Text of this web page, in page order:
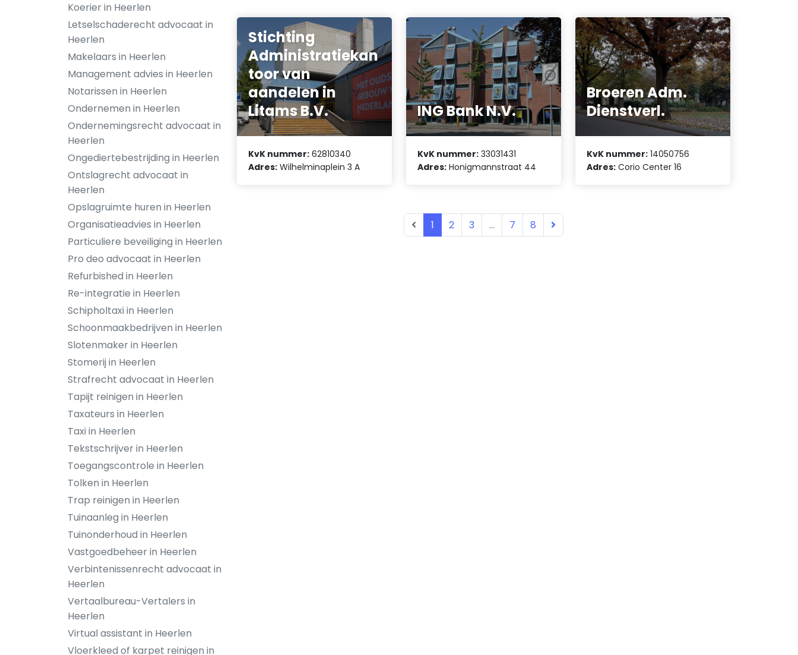
Koerier in Heerlen
Letselschaderecht advocaat in
Heerlen
Makelaars in Heerlen
Management advies in Heerlen
Notarissen in Heerlen
Ondernemen in Heerlen
Ondernemingsrecht advocaat in
Heerlen
Ongediertebestrijding in Heerlen
Ontslagrecht advocaat in
Heerlen
Opslagruimte huren in Heerlen
Organisatieadvies in Heerlen
Particuliere beveiliging in Heerlen
Pro deo advocaat in Heerlen
Refurbished in Heerlen
Re-integratie in Heerlen
Schipholtaxi in Heerlen
Schoonmaakbedrijven in Heerlen
Slotenmaker in Heerlen
Stomerij in Heerlen
Strafrecht advocaat in Heerlen
Tapijt reinigen in Heerlen
Taxateurs in Heerlen
Taxi in Heerlen
Tekstschrijver in Heerlen
Toegangscontrole in Heerlen
Tolken in Heerlen
Trap reinigen in Heerlen
Tuinaanleg in Heerlen
Tuinonderhoud in Heerlen
Vastgoedbeheer in Heerlen
Verbintenissenrecht advocaat in
Heerlen
Vertaalbureau-Vertalers in
Heerlen
Virtual assistant in Heerlen
Vloerkleed of karpet reinigen in
Stichting
Administratiekan
toor van
aandelen in
Litams B.V.
KvK nummer: 62810340
Adres: Wilhelminaplein 3 A
ING Bank N.V.
KvK nummer: 33031431
Adres: Honigmannstraat 44
Broeren Adm.
Dienstverl.
KvK nummer: 14050756
Adres: Corio Center 16
1 2 3 ... 7 8